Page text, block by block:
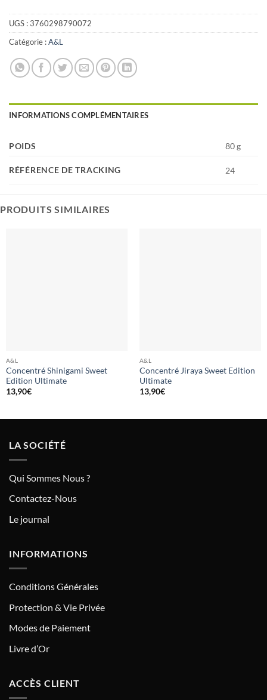
UGS :3760298790072
Catégorie :A&L
INFORMATIONS COMPLÉMENTAIRES
POIDS 80 g
RÉFÉRENCE DE TRACKING 24
PRODUITS SIMILAIRES
A&L
Concentré Shinigami Sweet
Edition Ultimate
13,90€
A&L
Concentré Jiraya Sweet Edition
Ultimate
13,90€
LA SOCIÉTÉ
Qui Sommes Nous ?
Contactez-Nous
Le journal
INFORMATIONS
Conditions Générales
Protection & Vie Privée
Modes de Paiement
Livre d’Or
ACCÈS CLIENT